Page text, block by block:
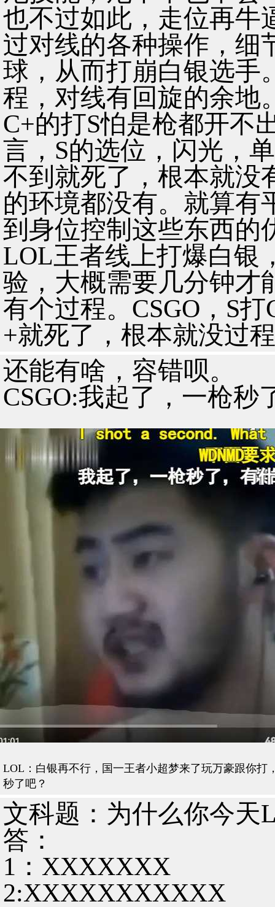
也不过如此，走位再牛
过对线的各种操作，细
球，从而打崩白银选手
程，对线有回旋的余地
C+的打S怕是枪都开不
言，S的选位，闪光，
不到就死了，根本就没
的环境都没有。就算有
到身位控制这些东西的
LOL王者线上打爆白银
验，大概需要几分钟才
有个过程。CSGO，S
+就死了，根本就没过
还能有啥，容错呗。
CSGO:我起了，一枪秒
LOL：白银再不行，国一王者小超梦来了玩万豪跟你
秒了吧？
文科题：为什么你今天
答：
1：XXXXXXX
2:XXXXXXXXXXX